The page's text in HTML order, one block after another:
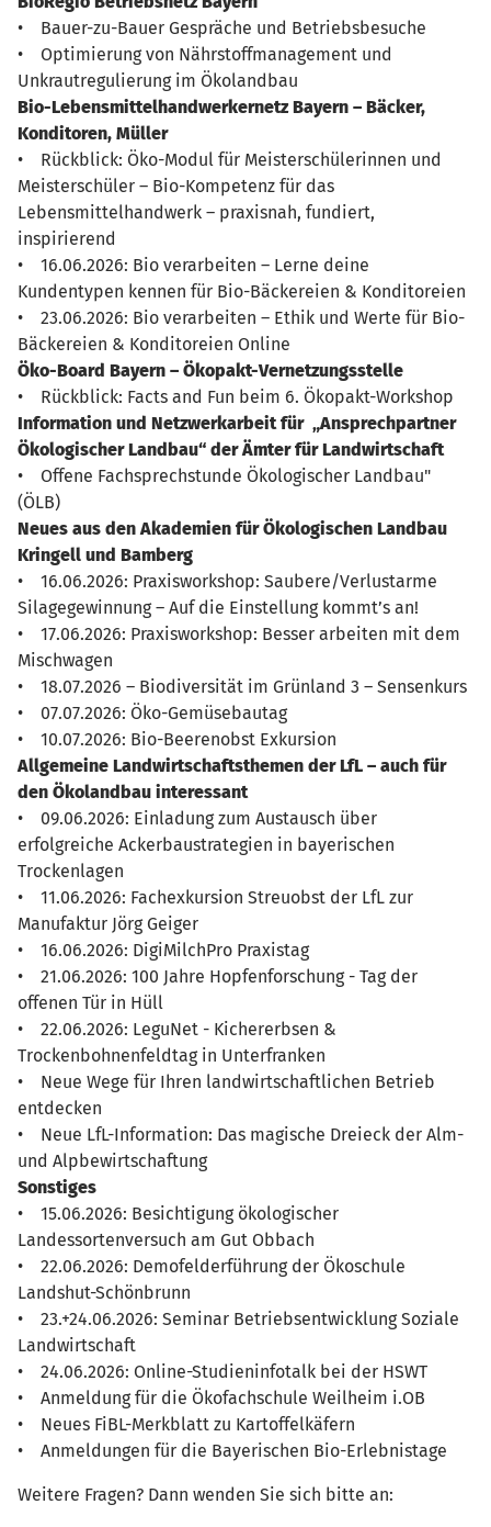
• Bauer-zu-Bauer Gespräche und Betriebsbesuche
• Optimierung von Nährstoffmanagement und
Unkrautregulierung im Ökolandbau
Bio-Lebensmittelhandwerkernetz Bayern – Bäcker,
Konditoren, Müller
• Rückblick: Öko-Modul für Meisterschülerinnen und
Meisterschüler – Bio-Kompetenz für das
Lebensmittelhandwerk – praxisnah, fundiert,
inspirierend
• 16.06.2026: Bio verarbeiten – Lerne deine
Kundentypen kennen für Bio-Bäckereien & Konditoreien
• 23.06.2026: Bio verarbeiten – Ethik und Werte für Bio-
Bäckereien & Konditoreien Online
Öko-Board Bayern – Ökopakt-Vernetzungsstelle
• Rückblick: Facts and Fun beim 6. Ökopakt-Workshop
Information und Netzwerkarbeit für „Ansprechpartner
Ökologischer Landbau“ der Ämter für Landwirtschaft
• Offene Fachsprechstunde Ökologischer Landbau"
(ÖLB)
Neues aus den Akademien für Ökologischen Landbau
Kringell und Bamberg
• 16.06.2026: Praxisworkshop: Saubere/Verlustarme
Silagegewinnung – Auf die Einstellung kommt’s an!
• 17.06.2026: Praxisworkshop: Besser arbeiten mit dem
Mischwagen
• 18.07.2026 – Biodiversität im Grünland 3 – Sensenkurs
• 07.07.2026: Öko-Gemüsebautag
• 10.07.2026: Bio-Beerenobst Exkursion
Allgemeine Landwirtschaftsthemen der LfL – auch für
den Ökolandbau interessant
• 09.06.2026: Einladung zum Austausch über
erfolgreiche Ackerbaustrategien in bayerischen
Trockenlagen
• 11.06.2026: Fachexkursion Streuobst der LfL zur
Manufaktur Jörg Geiger
• 16.06.2026: DigiMilchPro Praxistag
• 21.06.2026: 100 Jahre Hopfenforschung - Tag der
offenen Tür in Hüll
• 22.06.2026: LeguNet - Kichererbsen &
Trockenbohnenfeldtag in Unterfranken
• Neue Wege für Ihren landwirtschaftlichen Betrieb
entdecken
• Neue LfL-Information: Das magische Dreieck der Alm-
und Alpbewirtschaftung
Sonstiges
• 15.06.2026: Besichtigung ökologischer
Landessortenversuch am Gut Obbach
• 22.06.2026: Demofelderführung der Ökoschule
Landshut-Schönbrunn
• 23.+24.06.2026: Seminar Betriebsentwicklung Soziale
Landwirtschaft
• 24.06.2026: Online-Studieninfotalk bei der HSWT
• Anmeldung für die Ökofachschule Weilheim i.OB
• Neues FiBL-Merkblatt zu Kartoffelkäfern
• Anmeldungen für die Bayerischen Bio-Erlebnistage
Weitere Fragen? Dann wenden Sie sich bitte an: